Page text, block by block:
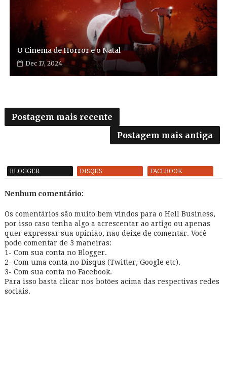
O Cinema de Horror e o Natal
Dec 17, 2024
Postagem mais recente
Postagem mais antiga
BLOGGER DISQUS FACEBOOK
Nenhum comentário:
Os comentários são muito bem vindos para o Hell Business,
por isso caso tenha algo a acrescentar ao artigo ou apenas
quer expressar sua opinião, não deixe de comentar. Você
pode comentar de 3 maneiras:
1- Com sua conta no Blogger.
2- Com uma conta no Disqus (Twitter, Google etc).
3- Com sua conta no Facebook.
Para isso basta clicar nos botões acima das respectivas redes
sociais.